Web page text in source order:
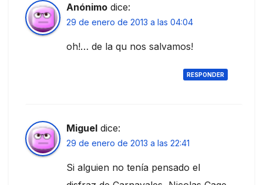
Anónimo dice:
29 de enero de 2013 a las 04:04
oh!… de la qu nos salvamos!
RESPONDER
Miguel dice:
29 de enero de 2013 a las 22:41
Si alguien no tenía pensado el